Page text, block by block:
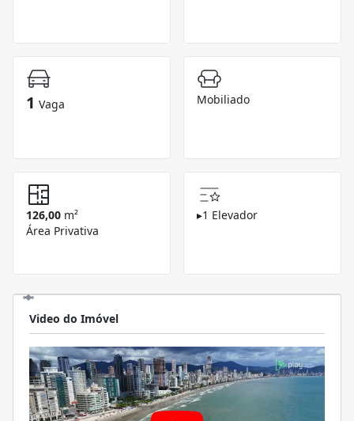
1 Vaga Mobiliado
126,00 m²
Área Privativa
▸1 Elevador
Video do Imóvel